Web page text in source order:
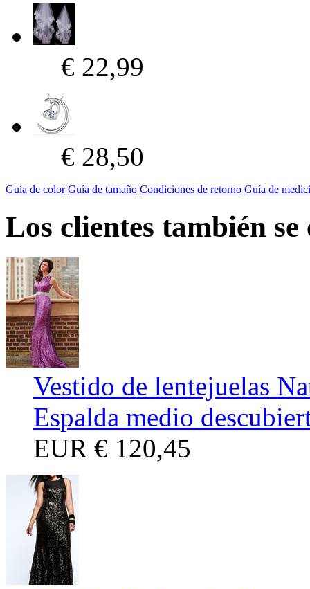
€ 22,99
€ 28,50
Guía de color Guía de tamaño Condiciones de retorno Guía de
Los clientes también se
Vestido de lentejuelas
Espalda medio
EUR € 120,45